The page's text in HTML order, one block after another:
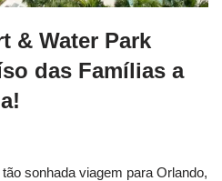
& Water Park
das Famílias a
sonhada viagem para Orlando,